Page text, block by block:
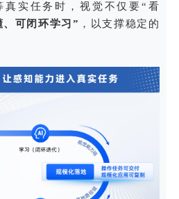
真实任务时，视觉不仅要“看
可闭环学习” ，以支撑稳定的